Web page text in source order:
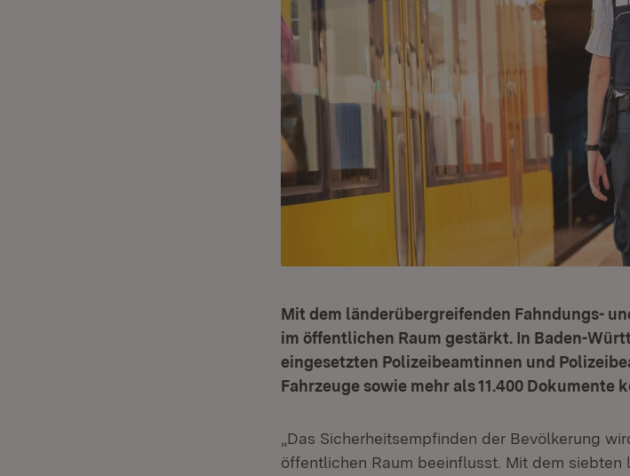
Mit dem länderübergreifenden Fahndungs-
im öffentlichen Raum gestärkt. In Baden-
eingesetzten Polizeibeamtinnen und
Fahrzeuge sowie mehr als 11.400 Dokumente
„Das Sicherheitsempfinden der Bevölkerung
öffentlichen Raum beeinflusst. Mit dem